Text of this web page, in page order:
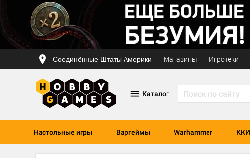
Соединённые Штаты Америки Магазины Игротеки
Каталог
Настольные игры Варгеймы Warhammer ККИ